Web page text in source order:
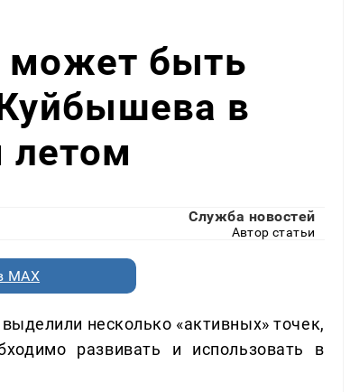
может быть
в
Служба новостей
Автор статьи
MAX
выделили несколько «активных» точек,
развивать и использовать в